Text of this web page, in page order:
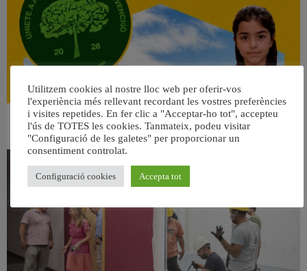
👀 Una mirada atenta puede marcar la diferencia.
31 juliol, 2026
Utilitzem cookies al nostre lloc web per oferir-vos
l'experiència més rellevant recordant les vostres preferències
i visites repetides. En fer clic a "Acceptar-ho tot", accepteu
l'ús de TOTES les cookies. Tanmateix, podeu visitar
"Configuració de les galetes" per proporcionar un
consentiment controlat.
Configuració cookies Accepta tot